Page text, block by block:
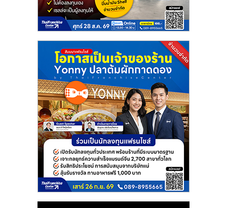
ไชส์
แฟ
ไชส์
ขาย
หน้า